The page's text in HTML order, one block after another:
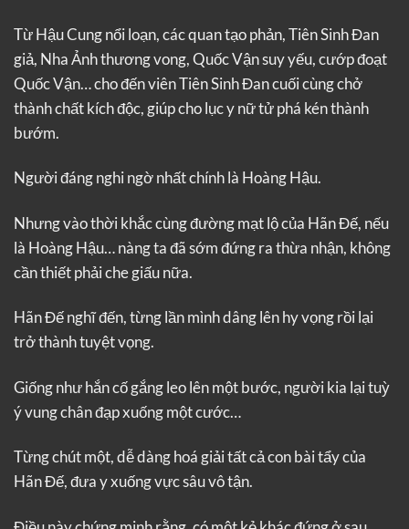
Từ Hậu Cung nổi loạn, các quan tạo phản, Tiên Sinh Đan
giả, Nha Ảnh thương vong, Quốc Vận suy yếu, cướp đoạt
Quốc Vận… cho đến viên Tiên Sinh Đan cuối cùng chở
thành chất kích độc, giúp cho lục y nữ tử phá kén thành
bướm.
Người đáng nghi ngờ nhất chính là Hoàng Hậu.
Nhưng vào thời khắc cùng đường mạt lộ của Hãn Đế, nếu
là Hoàng Hậu… nàng ta đã sớm đứng ra thừa nhận, không
cần thiết phải che giấu nữa.
Hãn Đế nghĩ đến, từng lần mình dâng lên hy vọng rồi lại
trở thành tuyệt vọng.
Giống như hắn cố gắng leo lên một bước, người kia lại tuỳ
ý vung chân đạp xuống một cước…
Từng chút một, dễ dàng hoá giải tất cả con bài tẩy của
Hãn Đế, đưa y xuống vực sâu vô tận.